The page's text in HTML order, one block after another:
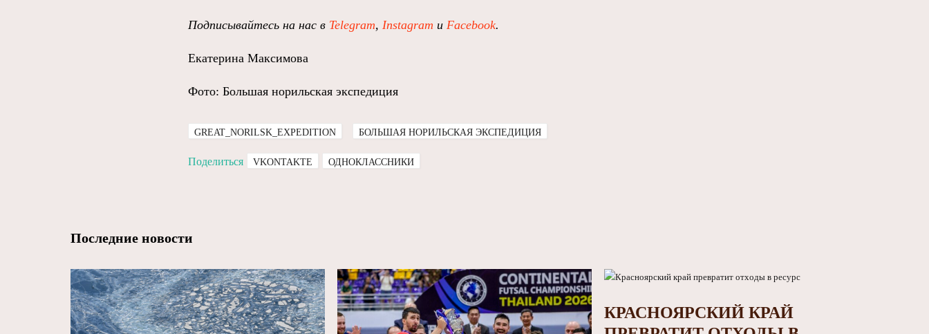
Подписывайтесь на нас в Telegram, Instagram и Facebook.
Екатерина Максимова
Фото: Большая норильская экспедиция
GREAT_NORILSK_EXPEDITION БОЛЬШАЯ НОРИЛЬСКАЯ ЭКСПЕДИЦИЯ
Поделиться VKONTAKTE ОДНОКЛАССНИКИ
Последние новости
КРАСНОЯРСКИЙ КРАЙ